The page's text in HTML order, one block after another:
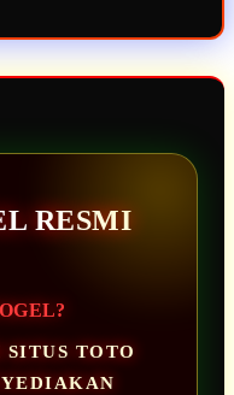
RESMI
TOTO